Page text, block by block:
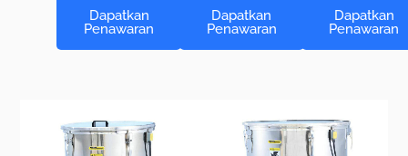
Dapatkan
Penawaran
Dapatkan
Penawaran
Dapatkan
Penawaran